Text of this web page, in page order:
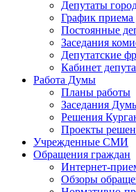
Депутаты
График приема
Постоянные
Заседания
Депутатские
Кабинет
Работа Думы
Планы работы
Заседания
Решения
Проекты
Учрежденные СМИ
Обращения граждан
Интернет-
Обзоры